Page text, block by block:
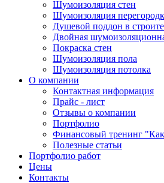
Шумоизоляция стен
Шумоизоляция
Душевой поддон в
Двойная
Покраска стен
Шумоизоляция пола
Шумоизоляция потолка
О компании
Контактная информация
Прайс - лист
Отзывы о компании
Портфолио
Финансовый тренинг
Полезные статьи
Портфолио работ
Цены
Контакты